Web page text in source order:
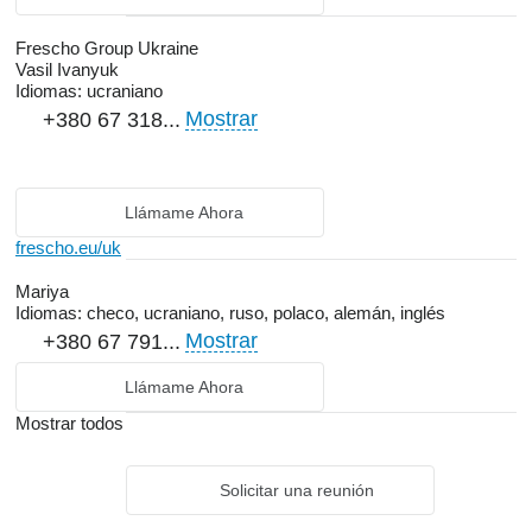
Frescho Group Ukraine
Vasil Ivanyuk
Idiomas: ucraniano
+380 67 318... Mostrar
Llámame Ahora
frescho.eu/uk
Mariya
Idiomas: checo, ucraniano, ruso, polaco, alemán, inglés
+380 67 791... Mostrar
Llámame Ahora
Mostrar todos
Solicitar una reunión